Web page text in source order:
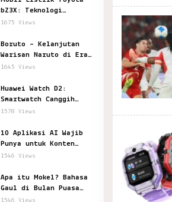
bZ3X: Teknologi
Canggih Harga 200
1675 Views
Boruto – Kelanjutan
Warisan Naruto di Era
Shinobi Modern
1645 Views
Huawei Watch D2:
Smartwatch Canggih
Teknologi Kesehatan
1578 Views
10 Aplikasi AI Wajib
Punya untuk Konten
Marketing
1546 Views
Apa itu Mokel? Bahasa
Gaul di Bulan Puasa
yang Viral
1546 Views